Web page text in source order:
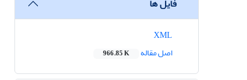
اصل مقاله
966.85 K